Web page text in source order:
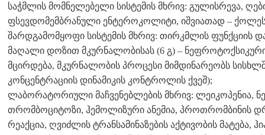
საჭმლის მომნელებელი სისტემის მხრივ: გულისრევა,
ფსევდომემბრანული ენტეროკოლიტი, იშვიათად –
შარდგამომყოფი სისტემის მხრივ: თირკმლის ფუნქციის
მაღალი დოზით მკურნალობისას (6 გ) –
მცირდება, მკურნალობის პროცესი მიმდინარეობს
კონცენტრაციის დინამიკის კონტროლის ქვეშ);
ლაბორატორიული მაჩვენებლების მხრივ: ლეიკოპენია,
თრომბოციტოზი, ჰემოლიზური ანემია, პროთრომბინის
რეაქცია, ღვიძლის ტრანსამინაზების აქტივობის მატება,